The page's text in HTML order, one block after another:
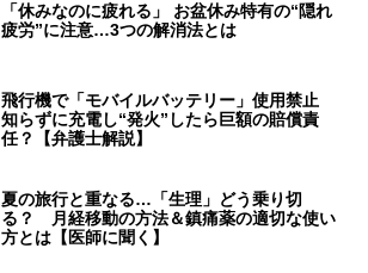
「休みなのに疲れる」 お盆休み特有の“隠れ
疲労”に注意…3つの解消法とは
飛行機で「モバイルバッテリー」使用禁止
知らずに充電し“発火”したら巨額の賠償責
任？【弁護士解説】
夏の旅行と重なる…「生理」どう乗り切
る？ 月経移動の方法＆鎮痛薬の適切な使い
方とは【医師に聞く】